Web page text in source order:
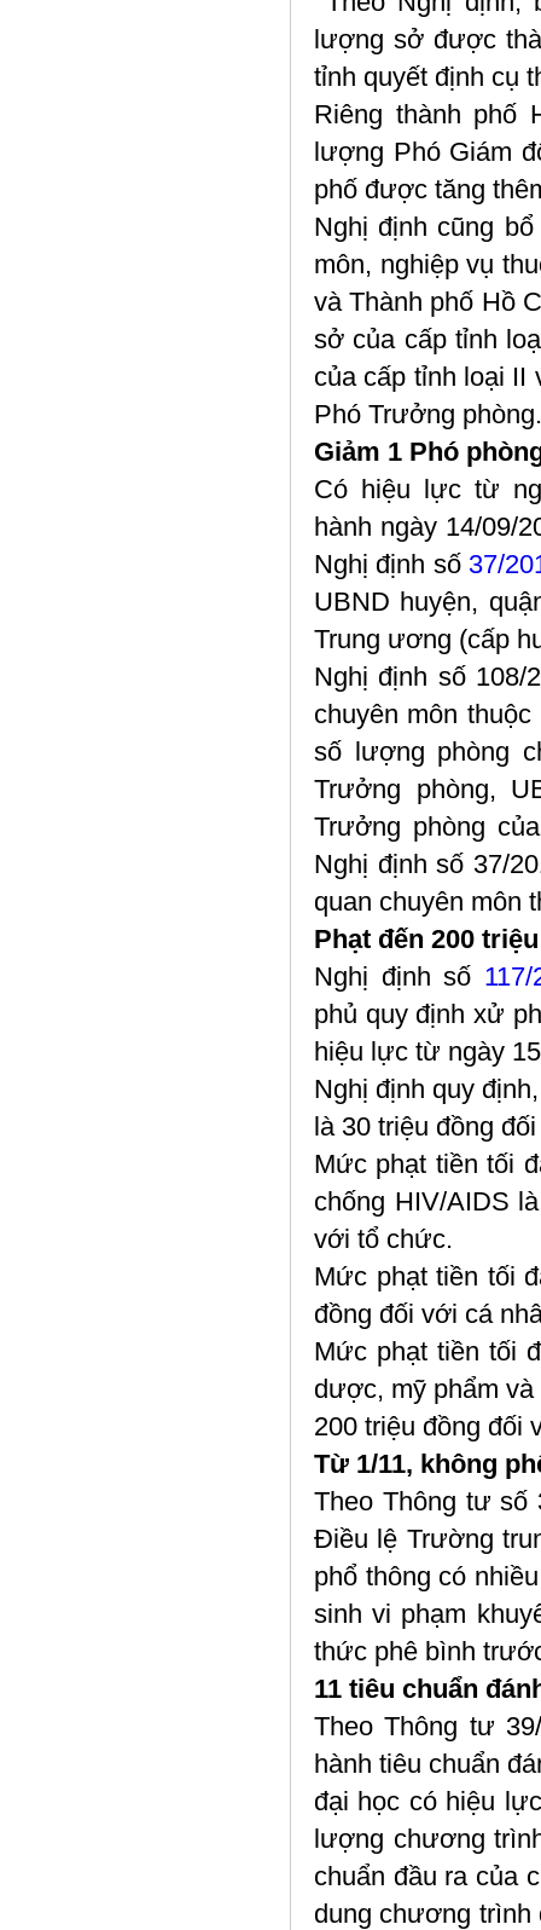
lượng sở được
tỉnh quyết định cụ
Riêng thành phố
lượng Phó Giám
phố được tăng
Nghị định cũng
môn, nghiệp vụ
và Thành phố Hồ
sở của cấp tỉnh
của cấp tỉnh loại
Phó Trưởng phòng.
Giảm 1 Phó
Có hiệu lực từ
hành ngày 14/09/
Nghị định số 37/
UBND huyện,
Trung ương (cấp
Nghị định số 108/
chuyên môn
số lượng phòng
Trưởng phòng,
Trưởng phòng
Nghị định số 37/
quan chuyên môn
Phạt đến 200
Nghị định số
phủ quy định xử
hiệu lực từ ngày
Nghị định quy
là 30 triệu đồng
Mức phạt tiền tối
chống HIV/AIDS
với tổ chức.
Mức phạt tiền tối
đồng đối với cá
Mức phạt tiền tối
dược, mỹ phẩm
200 triệu đồng đối
Từ 1/11, không
Theo Thông tư số
Điều lệ Trường
phổ thông có
sinh vi phạm
thức phê bình
11 tiêu chuẩn
Theo Thông tư
hành tiêu chuẩn
đại học có hiệu
lượng chương
chuẩn đầu ra của
dung chương trình